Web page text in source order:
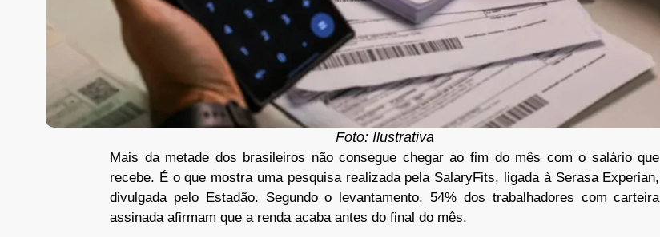
Foto: Ilustrativa
Mais da metade dos brasileiros não consegue chegar ao fim do mês com o salário que
recebe. É o que mostra uma pesquisa realizada pela SalaryFits, ligada à Serasa Experian,
divulgada pelo Estadão. Segundo o levantamento, 54% dos trabalhadores com carteira
assinada afirmam que a renda acaba antes do final do mês.